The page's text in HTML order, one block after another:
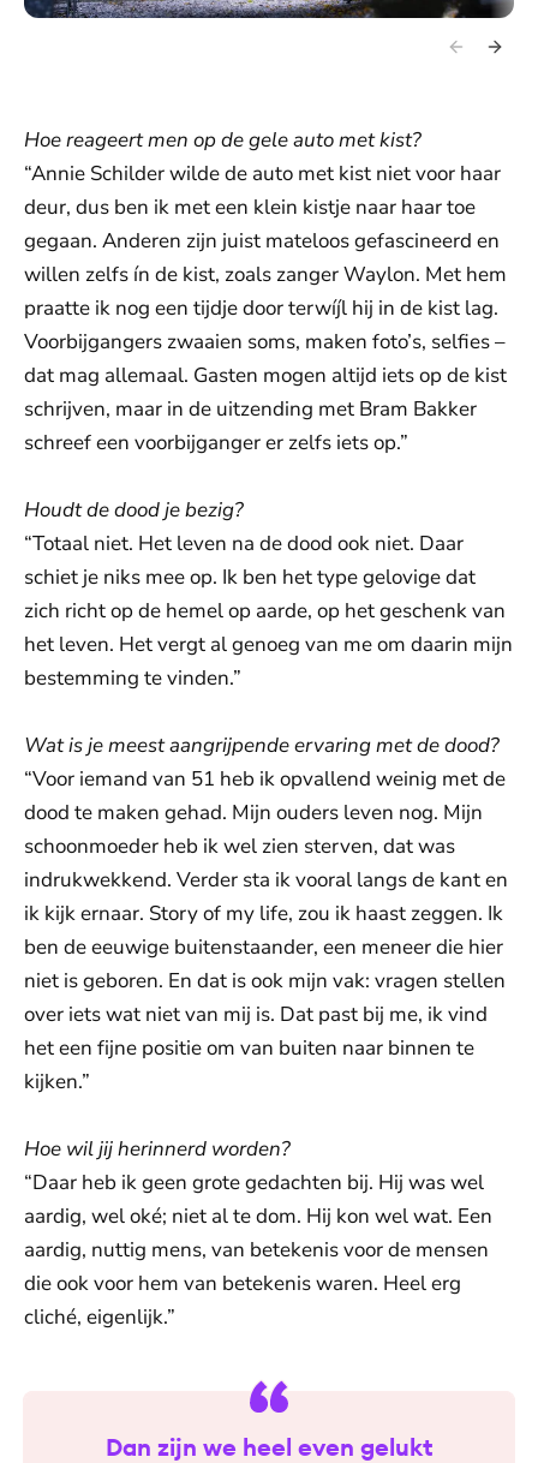
Hoe reageert men op de gele auto met kist?
“Annie Schilder wilde de auto met kist niet voor haar
deur, dus ben ik met een klein kistje naar haar toe
gegaan. Anderen zijn juist mateloos gefascineerd en
willen zelfs ín de kist, zoals zanger Waylon. Met hem
praatte ik nog een tijdje door terwíjl hij in de kist lag.
Voorbijgangers zwaaien soms, maken foto’s, selfies –
dat mag allemaal. Gasten mogen altijd iets op de kist
schrijven, maar in de uitzending met Bram Bakker
schreef een voorbijganger er zelfs iets op.”
Houdt de dood je bezig?
“Totaal niet. Het leven na de dood ook niet. Daar
schiet je niks mee op. Ik ben het type gelovige dat
zich richt op de hemel op aarde, op het geschenk van
het leven. Het vergt al genoeg van me om daarin mijn
bestemming te vinden.”
Wat is je meest aangrijpende ervaring met de dood?
“Voor iemand van 51 heb ik opvallend weinig met de
dood te maken gehad. Mijn ouders leven nog. Mijn
schoonmoeder heb ik wel zien sterven, dat was
indrukwekkend. Verder sta ik vooral langs de kant en
ik kijk ernaar. Story of my life, zou ik haast zeggen. Ik
ben de eeuwige buitenstaander, een meneer die hier
niet is geboren. En dat is ook mijn vak: vragen stellen
over iets wat niet van mij is. Dat past bij me, ik vind
het een fijne positie om van buiten naar binnen te
kijken.”
Hoe wil jij herinnerd worden?
“Daar heb ik geen grote gedachten bij. Hij was wel
aardig, wel oké; niet al te dom. Hij kon wel wat. Een
aardig, nuttig mens, van betekenis voor de mensen
die ook voor hem van betekenis waren. Heel erg
cliché, eigenlijk.”
Dan zijn we heel even gelukt